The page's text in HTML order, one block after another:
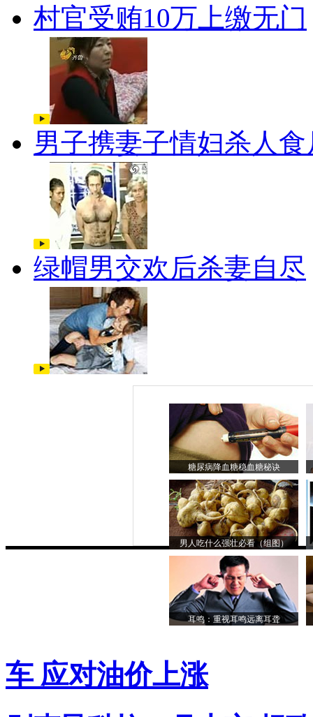
村官受贿10万上缴无门
男子携妻子情妇杀人食
绿帽男交欢后杀妻自尽
糖尿病降血糖稳血糖秘诀
男人吃什么强壮必看（组图）
耳鸣：重视耳鸣远离耳聋
车 应对油价上涨